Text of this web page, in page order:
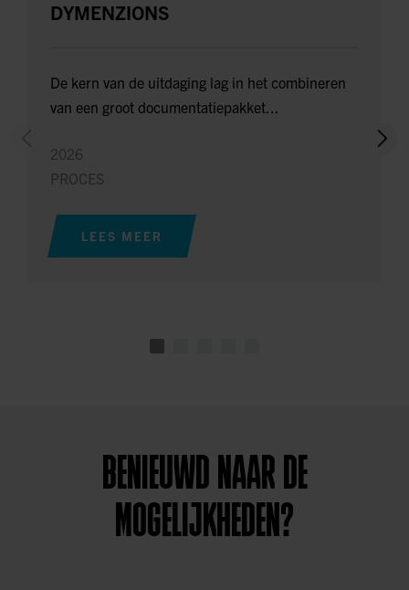
DYMENZIONS
De kern van de uitdaging lag in het combineren
van een groot documentatiepakket...
2026
PROCES
LEES MEER
BENIEUWD NAAR DE
MOGELIJKHEDEN?